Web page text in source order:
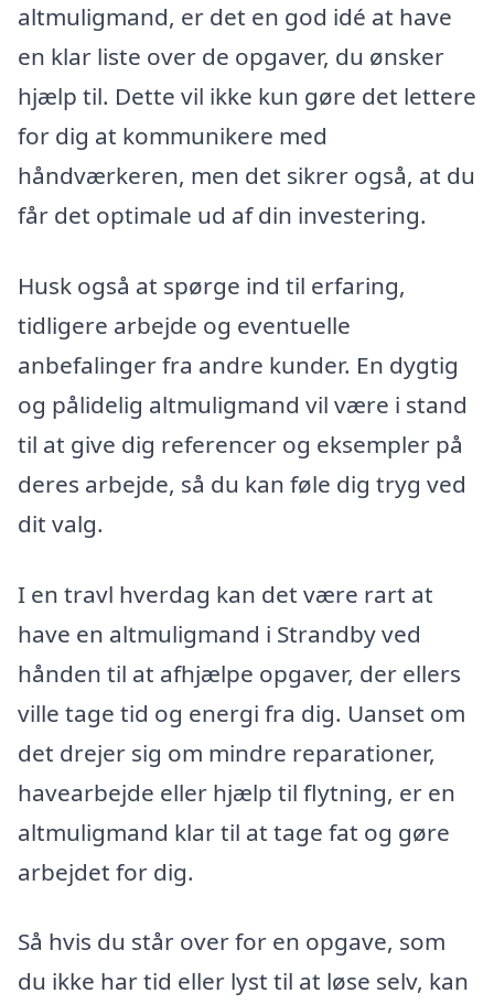
altmuligmand, er det en god idé at have
en klar liste over de opgaver, du ønsker
hjælp til. Dette vil ikke kun gøre det lettere
for dig at kommunikere med
håndværkeren, men det sikrer også, at du
får det optimale ud af din investering.
Husk også at spørge ind til erfaring,
tidligere arbejde og eventuelle
anbefalinger fra andre kunder. En dygtig
og pålidelig altmuligmand vil være i stand
til at give dig referencer og eksempler på
deres arbejde, så du kan føle dig tryg ved
dit valg.
I en travl hverdag kan det være rart at
have en altmuligmand i Strandby ved
hånden til at afhjælpe opgaver, der ellers
ville tage tid og energi fra dig. Uanset om
det drejer sig om mindre reparationer,
havearbejde eller hjælp til flytning, er en
altmuligmand klar til at tage fat og gøre
arbejdet for dig.
Så hvis du står over for en opgave, som
du ikke har tid eller lyst til at løse selv, kan